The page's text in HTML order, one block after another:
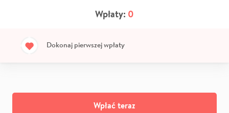
Wpłaty: 0
Dokonaj pierwszej wpłaty
Wpłać teraz